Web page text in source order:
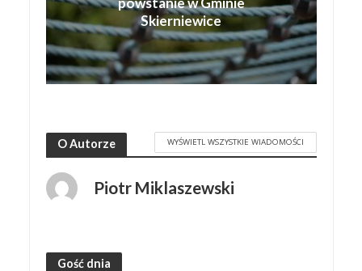
Skierniewice
O Autorze WYŚWIETL WSZYSTKIE WIADOMOŚCI
Piotr Miklaszewski
Gość dnia